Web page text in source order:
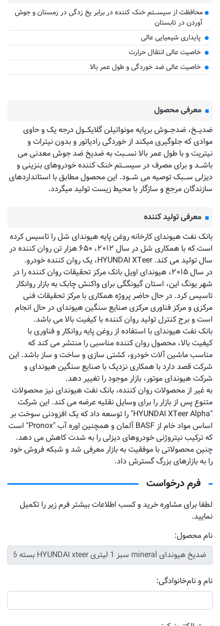
ﻣﺤﺎﻓﻈﺖ از ﺳﯿﺴـــﺘﻢ ﺧﻨﮏ ﮐﻨﻨﺪه در ﺑﺮاﺑﺮ ﯾﺦ زدﮔﯽ در زﻣﺴﺘﺎن و ﺟﻮش
آوردن در ﺗﺎﺑﺴﺘﺎن
ﭘﺎﯾﺪاری ﺷﯿﻤﯿﺎﯾﯽ ﻋﺎﻟﯽ
ﺧﺎﺻﯿﺖ ﻋﺎﻟﯽ اﻧﺘﻘﺎل ﺣﺮارت
ﺧﺎﺻﯿﺖ ﻋﺎﻟﯽ ﺿﺪ ﺧﻮردﮔﯽ و ﻃﻮل ﻋﻤﺮ ﺑﺎﻻ
معرفی محصول
ﺿﺪﯾـــﺦ، ﺿﺪﺟـــﻮش ﺑﺮﭘﺎﯾﻪ ﻣﻮﻧﻮاﺗﯿﻠﻦ ﮔﻼﯾﮑـــﻮل درجه یک و ﺣﺎوی
موادی که جلوگیری میکند از ﺧﻮردﮔﯽ رادیاتور و بدون ﻧﯿﺘﺮات و
ﻧﯿﺘﺮﯾﺖ و ﺑﺎ ﻃﻮل ﻋﻤﺮ ﺑﺎﻻ ﻧﺴـــﺒﺖ ﺑﻪ ﺿﺪﯾﺦ ﺿﺪ ﺟﻮش ﻣﻌﺪﻧﯽ ﻣﯽ
ﺑﺎﺷـــﺪ و ﺑﺮای ﻣﺼﺮف در ﺳﯿﺴـــﺘﻢ ﺧﻨﮏ ﮐﻨﻨﺪه ﺧﻮدروﻫﺎی ﺑﻨﺰﯾﻨﯽ و
دﯾﺰﻟﯽ ﺳـــﺒﮏ ﺗﻮﺻﯿﻪ ﻣﯽ ﺷـــﻮد. اﯾﻦ ﻣﺤﺼﻮل ﻣﻄﺎﺑﻖ ﺑﺎ اﺳﺘﺎﻧﺪاردﻫﺎی
ﺳﺎزﻧﺪﮔﺎن ﻣﺮﺟﻊ و ﺳﺎزﮔﺎر ﺑﺎ ﻣﺤﯿﻂ زﯾﺴﺖ ﺗﻮﻟﯿﺪ ﻣﯿﮕﺮدد.
معرفی تولید کننده
بانک نفت هیوندای کارخانه روغن پایه هیوندای شل را تاسیس کرده
است که با همکاری شل در سال ۲۰۱۲، ۶۵۰ هزار تن روان کننده در
سال تولید می کند. HYUNDAI XTeer، یک روان کننده خودرو.
در سال ۲۰۱۵، هیوندای اویل بانک مرکز تحقیقات روان کننده را در
شهر یونگ این، استان گیونگگی برای واکنش چابک به بازار روانکار
تاسیس کرد. در حال حاضر پروژه همکاری با مرکز تحقیقات فنی
مرکزی و مرکز فناوری مرکزی صنایع سنگین هیوندای در حال انجام
است و برج کنترل تولید روان کننده با کیفیت بالا می باشد.
بانک نفت هیوندای با استفاده از روغن پایه روانکار و فناوری با
کیفیت بالا، محصول روان کننده مناسبی را منتشر می کند که
مناسب ماشین آلات خودرو، کشتی سازی و ساخت و ساز باشد. این
شرکت قصد دارد با همکاری نزدیک با صنایع سنگین هیوندای و
شرکت هیوندای موتور، بازار موجود را تغییر دهد.
به غیر از محصولات روان کننده، بانک نفت هیوندای نیز محصولات
متنوع پس از بازار را برای وسایل نقلیه عرضه می کند. این شرکت
"HYUNDAI XTeer Alpha" را توسعه داد که یک افزودنی سوخت بر
اساس مواد خام از BASF آلمان و همچنین اوره آب "Pronox" است
که ترکیب نیتروژنی خودروهای دیزلی را به شدت کاهش می دهد.
چنین محصولاتی با موفقیت به بازار معرفی شد و شبکه فروش خود
را به بازارهای بزرگ گسترش داد.
فرم درخواست
لطفا برای مشاوره خرید و کسب اطلاعات بیشتر فرم زیر را تکمیل
نمایید.
نام محصول:
نام و نام‌خانوادگی: